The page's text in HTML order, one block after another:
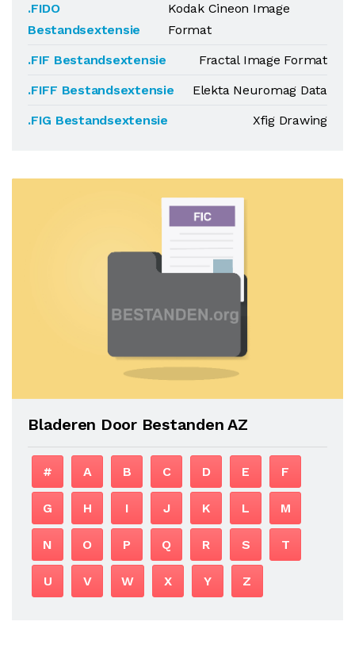
.FIDO
Bestandsextensie
Kodak Cineon Image
Format
.FIF Bestandsextensie
Fractal Image Format
.FIFF Bestandsextensie
Elekta Neuromag Data
.FIG Bestandsextensie
Xfig Drawing
Bladeren Door Bestanden AZ
# A B C D E F
G H I J K L M
N O P Q R S T
U V W X Y Z